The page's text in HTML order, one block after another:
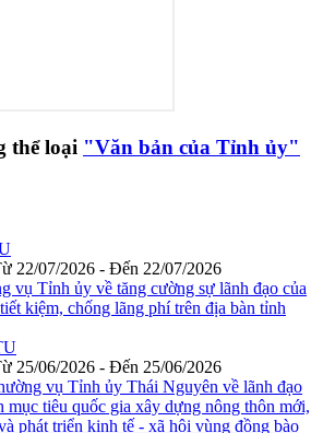
thể loại "Văn bản của Tỉnh ủy"
22/07/2026 - Đến 22/07/2026
vụ Tỉnh ủy về tăng cường sự lãnh đạo của
kiệm, chống lãng phí trên địa bàn tỉnh
25/06/2026 - Đến 25/06/2026
vụ Tỉnh ủy Thái Nguyên về lãnh đạo
tiêu quốc gia xây dựng nông thôn mới,
phát triển kinh tế - xã hội vùng đồng bào